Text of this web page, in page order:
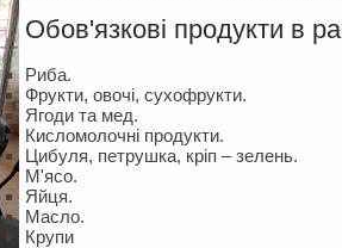
Обов'язкові продукти в
Риба.
Фрукти, овочі, сухофрукти.
Ягоди та мед.
Кисломолочні продукти.
Цибуля, петрушка, кріп – зелень.
М'ясо.
Яйця.
Масло.
Крупи